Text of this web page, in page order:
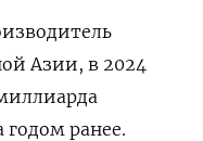
Азии, в 2024
ранее.